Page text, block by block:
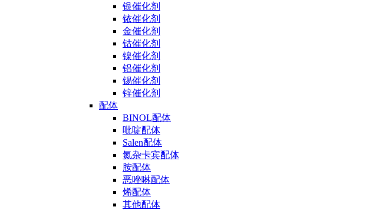
银催化剂
铱催化剂
金催化剂
钴催化剂
镍催化剂
铝催化剂
锡催化剂
锌催化剂
配体
BINOL配体
吡啶配体
Salen配体
氮杂卡宾配体
胺配体
恶唑啉配体
烯配体
其他配体